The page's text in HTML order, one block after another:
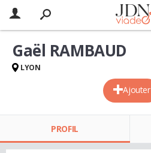
Ajouter
Gaël RAMBAUD
LYON
PROFIL